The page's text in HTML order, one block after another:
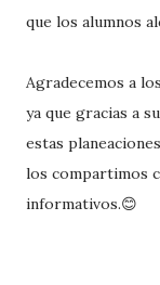
que los alumnos
Agradecemos a
ya que gracias a
estas
los compartimos
informativos.😊